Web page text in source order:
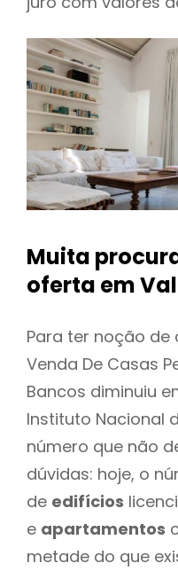
Muita
oferta em
Para ter noção de
Venda De Casas
Bancos diminuiu
Instituto Nacional
número que não
dúvidas: hoje, o
de edifícios
e apartamentos
metade do que